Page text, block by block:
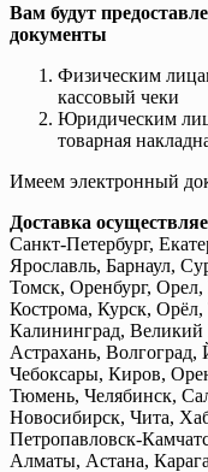
Вам будут
документы
Физическим
кассовый чеки
Юридическим
товарная
Имеем электронный
Доставка
Санкт-Петербург,
Ярославль, Барнаул,
Томск, Оренбург, Орел,
Кострома, Курск,
Калининград, Великий
Астрахань,
Чебоксары, Киров,
Тюмень, Челябинск,
Новосибирск, Чита,
Петропавловск-
Алматы, Астана,